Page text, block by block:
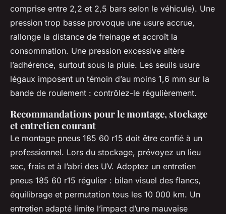
comprise entre 2,2 et 2,5 bars selon le véhicule). Une
pression trop basse provoque une usure accrue,
rallonge la distance de freinage et accroît la
consommation. Une pression excessive altère
l’adhérence, surtout sous la pluie. Les seuils usure
légaux imposent un témoin d’au moins 1,6 mm sur la
bande de roulement : contrôlez-le régulièrement.
Recommandations pour le montage, stockage
et entretien courant
Le montage pneus 185 60 r15 doit être confié à un
professionnel. Lors du stockage, prévoyez un lieu
sec, frais et à l’abri des UV. Adoptez un entretien
pneus 185 60 r15 régulier : bilan visuel des flancs,
équilibrage et permutation tous les 10 000 km. Un
entretien adapté limite l’impact d’une mauvaise